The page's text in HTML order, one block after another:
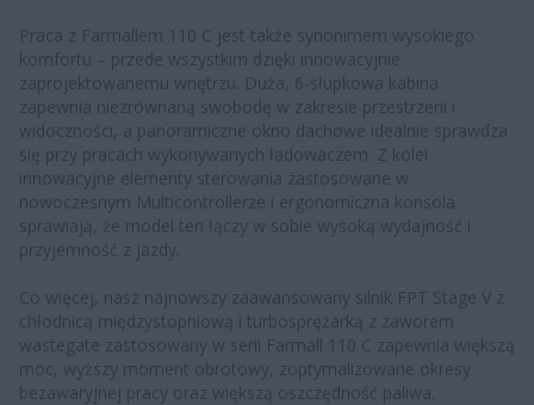
Praca z Farmallem 110 C jest także synonimem wysokiego
komfortu – przede wszystkim dzięki innowacyjnie
zaprojektowanemu wnętrzu. Duża, 6-słupkowa kabina
zapewnia niezrównaną swobodę w zakresie przestrzeni i
widoczności, a panoramiczne okno dachowe idealnie sprawdza
się przy pracach wykonywanych ładowaczem. Z kolei
innowacyjne elementy sterowania zastosowane w
nowoczesnym Multicontrollerze i ergonomiczna konsola
sprawiają, że model ten łączy w sobie wysoką wydajność i
przyjemność z jazdy.
Co więcej, nasz najnowszy zaawansowany silnik FPT Stage V z
chłodnicą międzystopniową i turbosprężarką z zaworem
wastegate zastosowany w serii Farmall 110 C zapewnia większą
moc, wyższy moment obrotowy, zoptymalizowane okresy
bezawaryjnej pracy oraz większą oszczędność paliwa.